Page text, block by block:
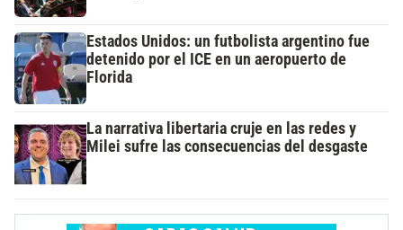
Estados Unidos: un futbolista argentino fue
detenido por el ICE en un aeropuerto de
Florida
La narrativa libertaria cruje en las redes y
Milei sufre las consecuencias del desgaste